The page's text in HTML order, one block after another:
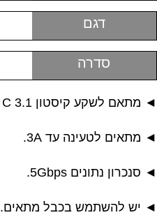
דגם
סדרה
◄ מתאם לשקע קיסטון USB C 3.1.
◄ מתאים לטעינה עד 3A.
◄ סנכרון נתונים 5Gbps.
◄ יש להשתמש בכבל מתאים.